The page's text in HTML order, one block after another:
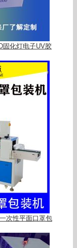
固化灯电子UV胶
次性平面口罩包